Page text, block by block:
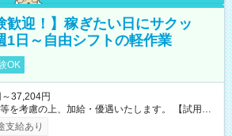
歓迎！】稼ぎたい日にサクッ
1日～自由シフトの軽作業
OK
37,204円
考慮の上、加給・優遇いたします。 【試用期
し
支給あり